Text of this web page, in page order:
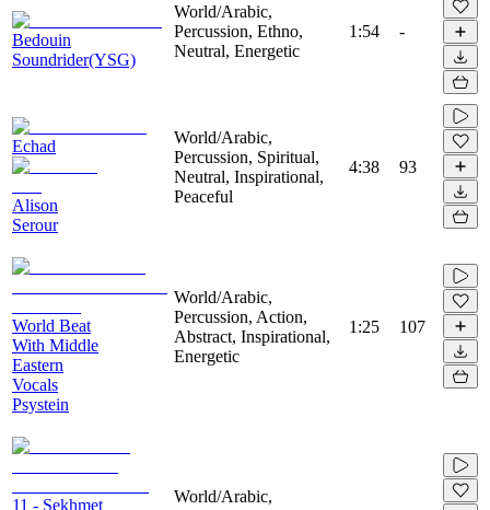
Bedouin
Soundrider(YSG)
World/Arabic,
Percussion, Ethno,
Neutral, Energetic
1:54 -
Echad
Alison
Serour
World/Arabic,
Percussion, Spiritual,
Neutral, Inspirational,
Peaceful
4:38 93
World Beat
With Middle
Eastern
Vocals
Psystein
World/Arabic,
Percussion, Action,
Abstract, Inspirational,
Energetic
1:25 107
11 - Sekhmet
World/Arabic,